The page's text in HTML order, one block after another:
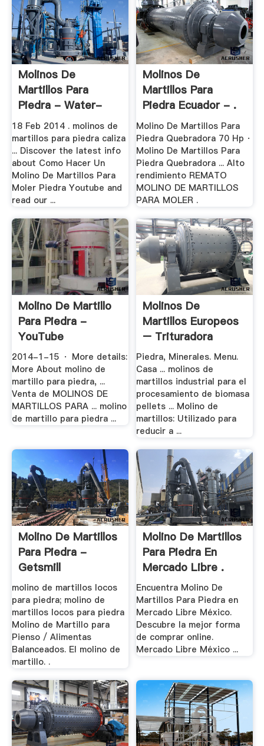
Molinos De
Martillos Para
Piedra - Water-
Ionizer
18 Feb 2014 . molinos de
martillos para piedra caliza
... Discover the latest info
about Como Hacer Un
Molino De Martillos Para
Moler Piedra Youtube and
read our ...
Molinos De
Martillos Para
Piedra Ecuador - .
Molino De Martillos Para
Piedra Quebradora 70 Hp ·
Molino De Martillos Para
Piedra Quebradora ... Alto
rendimiento REMATO
MOLINO DE MARTILLOS
PARA MOLER .
Molino De Martillo
Para Piedra -
YouTube
2014-1-15 · More details:
More About molino de
martillo para piedra, ...
Venta de MOLINOS DE
MARTILLOS PARA ... molino
de martillo para piedra ...
Molinos De
Martillos Europeos
– Trituradora
Piedra, Minerales. Menu.
Casa ... molinos de
martillos industrial para el
procesamiento de biomasa
pellets ... Molino de
martillos: Utilizado para
reducir a ...
Molino De Martillos
Para Piedra -
Getsmill
molino de martillos locos
para piedra; molino de
martillos locos para piedra
Molino de Martillo para
Pienso / Alimentas
Balanceados. El molino de
martillo. .
Molino De Martillos
Para Piedra En
Mercado Libre .
Encuentra Molino De
Martillos Para Piedra en
Mercado Libre México.
Descubre la mejor forma
de comprar online.
Mercado Libre México ...